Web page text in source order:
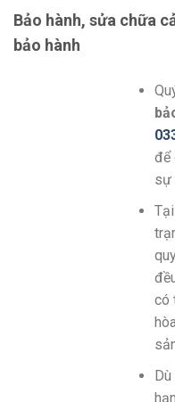
Bảo hành, sửa chữa
bảo hành
để
sự
có